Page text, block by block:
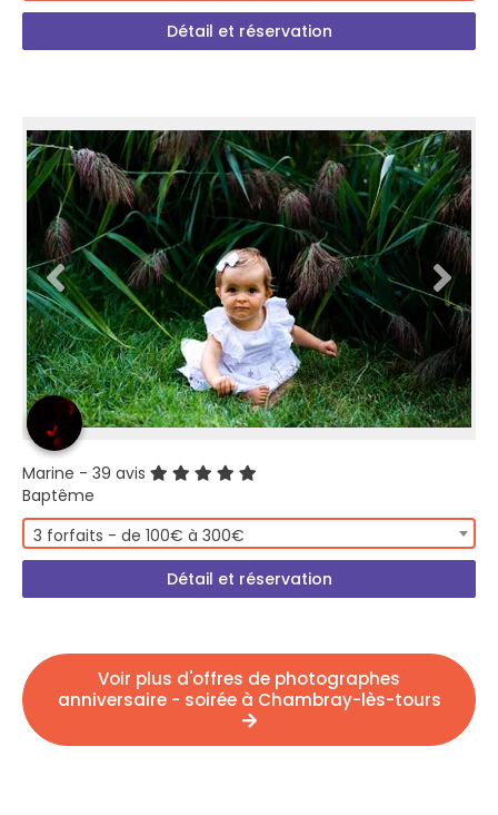
Détail et réservation
Marine - 39 avis
Baptême
3 forfaits - de 100€ à 300€
Détail et réservation
Voir plus d'offres de photographes